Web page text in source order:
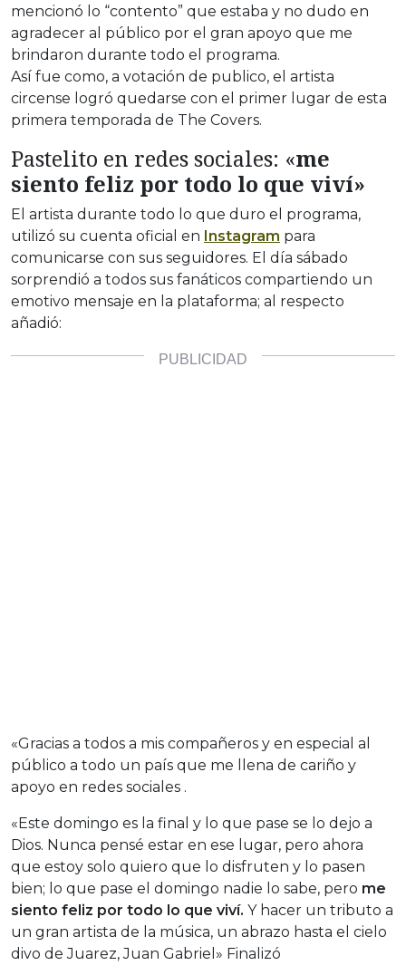
mencionó lo “contento” que estaba y no dudo en
agradecer al público por el gran apoyo que me
brindaron durante todo el programa.
Así fue como, a votación de publico, el artista
circense logró quedarse con el primer lugar de esta
primera temporada de The Covers.
Pastelito en redes sociales: «me
siento feliz por todo lo que viví»
El artista durante todo lo que duro el programa,
utilizó su cuenta oficial en Instagram para
comunicarse con sus seguidores. El día sábado
sorprendió a todos sus fanáticos compartiendo un
emotivo mensaje en la plataforma; al respecto
añadió:
«Gracias a todos a mis compañeros y en especial al
público a todo un país que me llena de cariño y
apoyo en redes sociales .
«Este domingo es la final y lo que pase se lo dejo a
Dios. Nunca pensé estar en ese lugar, pero ahora
que estoy solo quiero que lo disfruten y lo pasen
bien; lo que pase el domingo nadie lo sabe, pero me
siento feliz por todo lo que viví. Y hacer un tributo a
un gran artista de la música, un abrazo hasta el cielo
divo de Juarez, Juan Gabriel» Finalizó